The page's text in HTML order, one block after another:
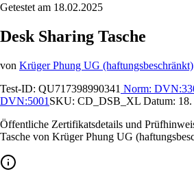
Getestet am 18.02.2025
Desk Sharing Tasche
von Krüger Phung UG (haftungsbeschränkt)
Test-ID: QU717398990341 Norm:
DVN:5001 SKU: CD_DSB_XL Datum:
Öffentliche Zertifikatsdetails und
Tasche von Krüger Phung UG